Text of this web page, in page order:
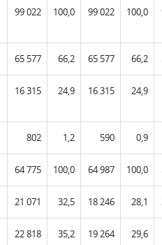
99 022 100,0 99 022 100,0
65 577 66,2 65 577 66,2
16 315 24,9 16 315 24,9
802 1,2 590 0,9
64 775 100,0 64 987 100,0
21 071 32,5 18 246 28,1
22 818 35,2 19 264 29,6